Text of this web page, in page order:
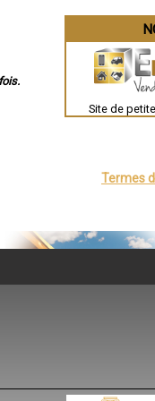
Site de
Termes